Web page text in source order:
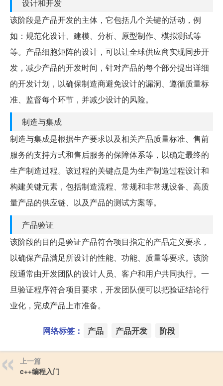
设计和开发
该阶段是产品开发的主体，它包括几个关键的活动，例
如：规范化设计、建模、分析、原型制作、模拟测试等
等。产品细胞矩阵的设计，可以让全球供应商实现同步开
发，减少产品的开发时间，针对产品的每个部分提出详细
的开发计划，以确保制造商避免设计的漏洞、遵循质量标
准、监督每个环节，并减少设计的风险。
制造与集成
制造与集成是根据生产要求以及相关产品质量标准、售前
服务的支持方式和售后服务的保障体系等，以确定最终的
生产制造过程。该过程的关键点是为生产制造过程设计和
构建关键元素，包括制造流程、常规和非常规设备、高质
量产品的供应链、以及产品的测试方案等。
产品验证
该阶段的目的是验证产品符合项目指定的产品定义要求，
以确保产品满足所设计的性能、功能、质量等要求。该阶
段通常由开发团队的设计人员、客户和用户共同执行。一
旦验证程序符合项目要求，开发团队便可以把验证结论行
业化，完成产品上市准备。
网络标签： 产品 产品开发 阶段
上一篇
c++编程入门